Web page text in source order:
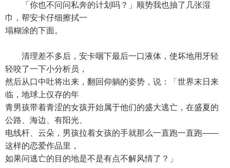
「你也不问问私奔的计划吗？」顺势我也抽了几张湿
巾，帮安卡仔细擦拭一
塌糊涂的下面。
清理差不多后，安卡咽下最后一口液体，使坏地用牙轻
轻咬了一下小分析员，
然后从口中吐将出来，翻回仰躺的姿势，说：「世界末日来
临，地球上仅存的年
青男孩带着青涩的女孩开始属于他们的盛大逃亡，在盛夏的
公路、海边、有阳光、
电线杆、云朵，男孩拉着女孩的手就那么一直跑一直跑——
这样的恋爱作品里，
如果问逃亡的目的地是不是有点不解风情了？」